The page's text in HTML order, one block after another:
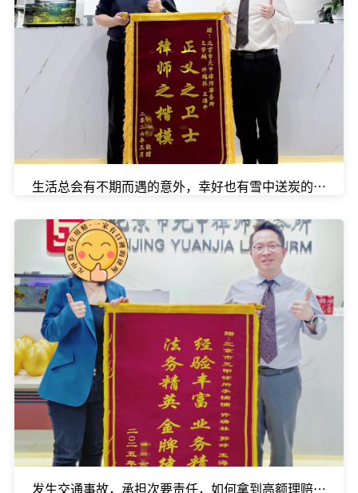
生活总会有不期而遇的意外，幸好也有雪中送炭的温暖。
发生交通事故，承担次要责任，如何拿到高额理赔款？